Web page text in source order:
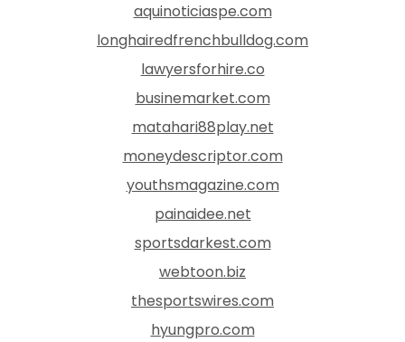
aquinoticiaspe.com
longhairedfrenchbulldog.com
lawyersforhire.co
businemarket.com
matahari88play.net
moneydescriptor.com
youthsmagazine.com
painaidee.net
sportsdarkest.com
webtoon.biz
thesportswires.com
hyungpro.com